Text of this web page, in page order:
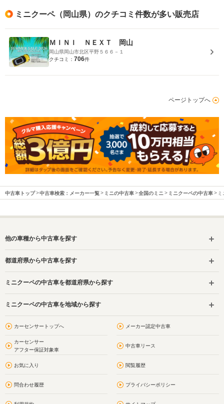
ミニクーペ（岡山県）のクチコミ件数が多い販売店
ＭＩＮＩ ＮＥＸＴ 岡山
岡山県岡山市北区平野５６６－１
クチコミ： 706件
ページトップへ
中古車トップ 中古車検索：メーカー一覧 ミニの中古車 全国のミニ ミニクーペの中古車
他の車種から中古車を探す
都道府県から中古車を探す
ミニクーペの中古車を都道府県から探す
ミニクーペの中古車を地域から探す
カーセンサートップへ メーカー認定中古車
カーセンサー
アフター保証対象車
中古車リース
お気に入り 閲覧履歴
問合わせ履歴 プライバシーポリシー